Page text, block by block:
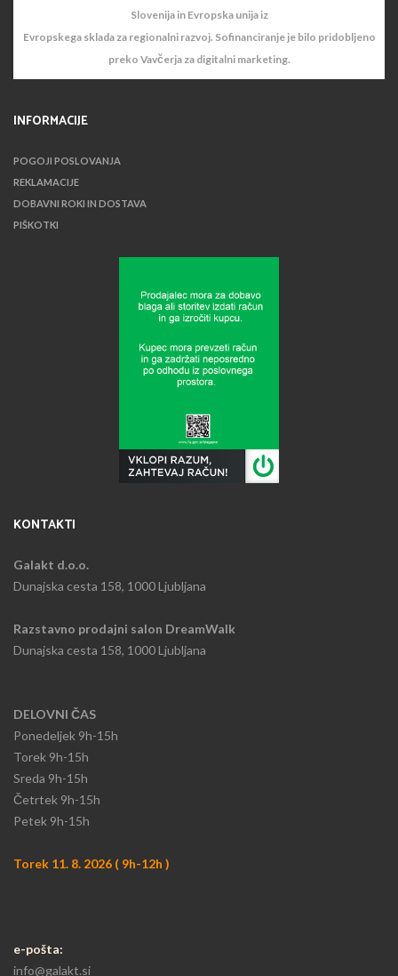
Slovenija in Evropska unija iz
Evropskega sklada za regionalni razvoj. Sofinanciranje je bilo pridobljeno
preko Vavčerja za digitalni marketing.
INFORMACIJE
POGOJI POSLOVANJA
REKLAMACIJE
DOBAVNI ROKI IN DOSTAVA
PIŠKOTKI
KONTAKTI
Galakt d.o.o.
Dunajska cesta 158, 1000 Ljubljana
Razstavno prodajni salon DreamWalk
Dunajska cesta 158, 1000 Ljubljana
DELOVNI ČAS
Ponedeljek 9h-15h​
Torek 9h-15h​
Sreda 9h-15h
​Četrtek 9h-15h
Petek 9h-15h
Torek 11. 8. 2026 ( 9h-12h )
e-pošta:
info@galakt.si